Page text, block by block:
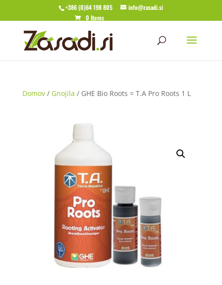
+386 (0)64 198 805
info@zasadi.si
0 Items
Domov/ Gnojila / GHE Bio Roots = T.A Pro Roots 1 L